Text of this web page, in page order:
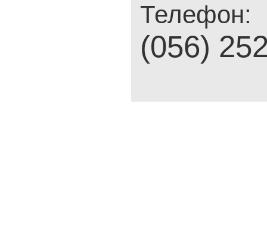
Телефон:
(056)